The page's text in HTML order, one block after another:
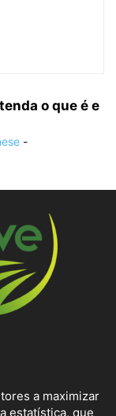
o que é e
-
a maximizar
estatística, que